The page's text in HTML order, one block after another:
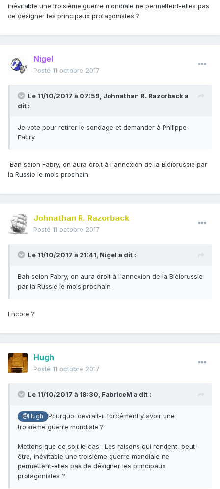
inévitable une troisième guerre mondiale ne permettent-elles pas
de désigner les principaux protagonistes ?
Nigel
Posté 11 octobre 2017
Le 11/10/2017 à 07:59, Johnathan R. Razorbacka
dit :
Je vote pour retirer le sondage et demander à Philippe
Fabry.
Bah selon Fabry, on aura droit à l'annexion de la Biélorussie par
la Russie le mois prochain.
Johnathan R. Razorback
Posté 11 octobre 2017
Le 11/10/2017 à 21:41, Nigel a dit :
Bah selon Fabry, on aura droit à l'annexion de la Biélorussie
par la Russie le mois prochain.
Encore ?
Hugh
Posté 11 octobre 2017
Le 11/10/2017 à 18:30, FabriceM a dit :
@Hugh
Pourquoi devrait-il forcément y avoir une
troisième guerre mondiale ?
Mettons que ce soit le cas : Les raisons qui rendent, peut-
être, inévitable une troisième guerre mondiale ne
permettent-elles pas de désigner les principaux
protagonistes ?